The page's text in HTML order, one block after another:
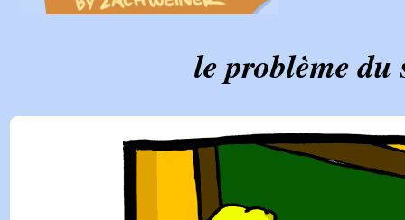
le problème du